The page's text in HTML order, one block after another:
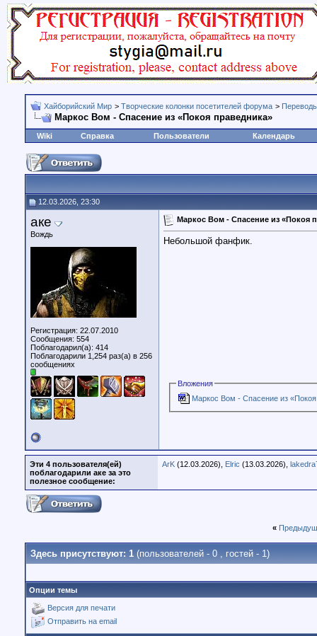
Хайборийский Мир > Творческие колонки посетителей форума >
Маркос Вом - Спасение из «Покоя праведника»
Wiki Справка Пользователи Календарь
12.03.2026, 23:30
аке
Вождь
Регистрация: 22.07.2010
Сообщения: 554
Поблагодарил(а): 414
Поблагодарили 1,254 раз(а) в 256
сообщениях
Маркос Вом - Спасение из «Покоя
Небольшой фанфик.
Вложения
Маркос Вом - Спасение из
Эти 4 пользователя(ей)
поблагодарили аке за это
полезное сообщение:
ArK (12.03.2026), Elric (13.03.2026),
«
Здесь присутствуют: 1 (пользователей - 0 , гостей - 1)
Опции темы
Версия для печати
Отправить на email